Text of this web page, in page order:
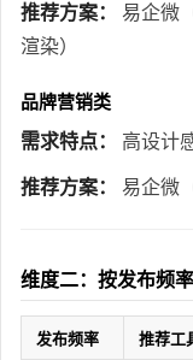
推荐方案：
易企微
渲染）
品牌营销类
需求特点：
高设计
推荐方案： 易企微
维度二：按发布频
发布频率 推荐工